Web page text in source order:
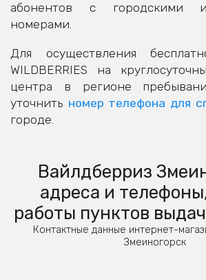
абонентов с городскими
номерами.
Для осуществления
WILDBERRIES на
центра в регионе
уточнить номер телефона для
городе.
Вайлдберриз
адреса и
работы пунктов
Контактные данные интернет-
Змеиногорск